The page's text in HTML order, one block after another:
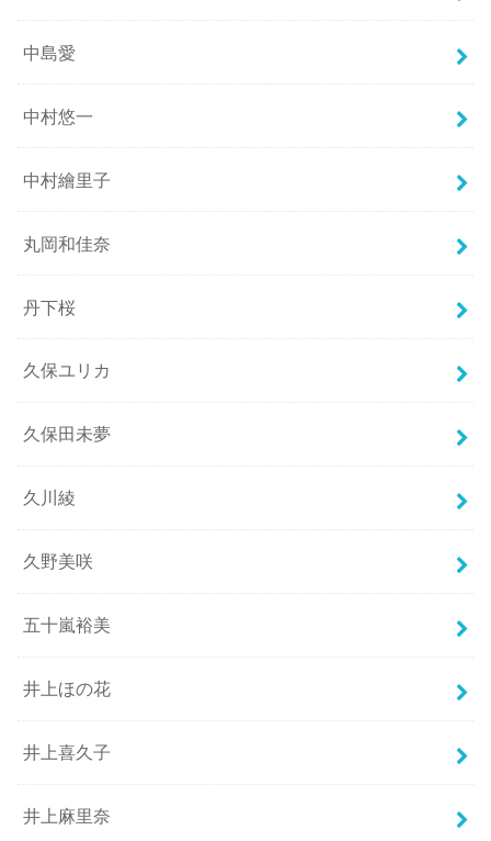
中島愛
中村悠一
中村繪里子
丸岡和佳奈
丹下桜
久保ユリカ
久保田未夢
久川綾
久野美咲
五十嵐裕美
井上ほの花
井上喜久子
井上麻里奈